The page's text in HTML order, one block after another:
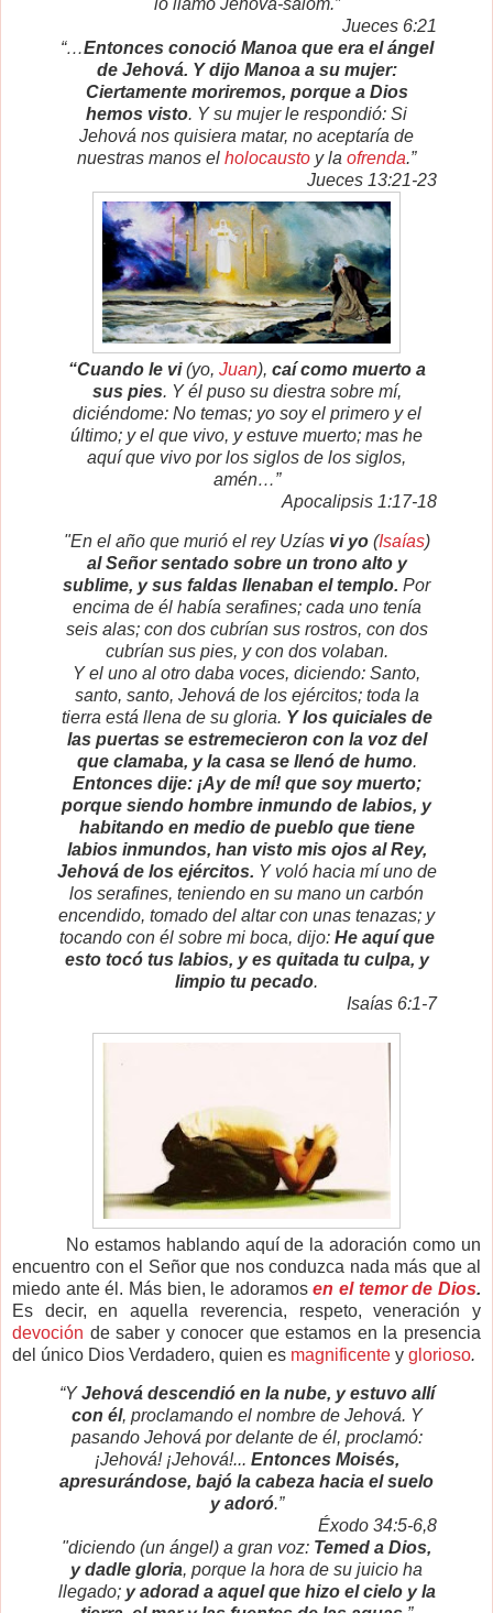
lo llamó Jehová-salom.”
Jueces 6:21
“…Entonces conoció Manoa que era el ángel
de Jehová. Y dijo Manoa a su mujer:
Ciertamente moriremos, porque a Dios
hemos visto. Y su mujer le respondió: Si
Jehová nos quisiera matar, no aceptaría de
nuestras manos el holocausto y la ofrenda.”
Jueces 13:21-23
“Cuando le vi(yo, Juan), caí como muerto a
sus pies. Y él puso su diestra sobre mí,
diciéndome: No temas; yo soy el primero y el
último; y el que vivo, y estuve muerto; mas he
aquí que vivo por los siglos de los siglos,
amén…”
Apocalipsis 1:17-18
"En el año que murió el rey Uzías vi yo(Isaías)
al Señor sentado sobre un trono alto y
sublime, y sus faldas llenaban el templo. Por
encima de él había serafines; cada uno tenía
seis alas; con dos cubrían sus rostros, con dos
cubrían sus pies, y con dos volaban.
Y el uno al otro daba voces, diciendo: Santo,
santo, santo, Jehová de los ejércitos; toda la
tierra está llena de su gloria. Y los quiciales de
las puertas se estremecieron con la voz del
que clamaba, y la casa se llenó de humo.
Entonces dije: ¡Ay de mí! que soy muerto;
porque siendo hombre inmundo de labios, y
habitando en medio de pueblo que tiene
labios inmundos, han visto mis ojos al Rey,
Jehová de los ejércitos. Y voló hacia mí uno de
los serafines, teniendo en su mano un carbón
encendido, tomado del altar con unas tenazas; y
tocando con él sobre mi boca, dijo: He aquí que
esto tocó tus labios, y es quitada tu culpa, y
limpio tu pecado.
Isaías 6:1-7
No estamos hablando aquí de la adoración como un
encuentro con el Señor que nos conduzca nada más que al
miedo ante él. Más bien, le adoramos en el temor de Dios.
Es decir, en aquella reverencia, respeto, veneración y
devoción de saber y conocer que estamos en la presencia
del único Dios Verdadero, quien es magnificente y glorioso.
“Y Jehová descendió en la nube, y estuvo allí
con él, proclamando el nombre de Jehová. Y
pasando Jehová por delante de él, proclamó:
¡Jehová! ¡Jehová!... Entonces Moisés,
apresurándose, bajó la cabeza hacia el suelo
y adoró.”
Éxodo 34:5-6,8
"diciendo (un ángel) a gran voz: Temed a Dios,
y dadle gloria, porque la hora de su juicio ha
llegado; y adorad a aquel que hizo el cielo y la